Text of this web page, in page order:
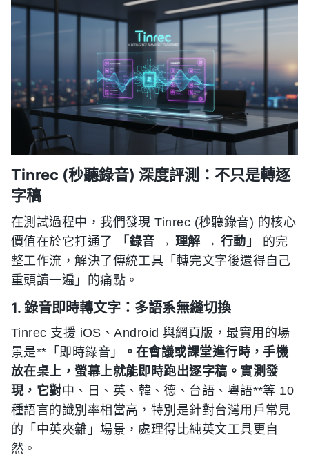
Tinrec (秒聽錄音) 深度評測：不只是轉逐
字稿
在測試過程中，我們發現 Tinrec (秒聽錄音) 的核心
價值在於它打通了
「錄音 → 理解 → 行動」
的完
整工作流，解決了傳統工具「轉完文字後還得自己
重頭讀一遍」的痛點。
1. 錄音即時轉文字：多語系無縫切換
Tinrec 支援 iOS、Android 與網頁版，最實用的場
景是**「即時錄音」
。在會議或課堂進行時，手機
放在桌上，螢幕上就能即時跑出逐字稿。實測發
現，它對中、日、英、韓、德、台語、粵語**等 10
種語言的識別率相當高，特別是針對台灣用戶常見
的「中英夾雜」場景，處理得比純英文工具更自
然。